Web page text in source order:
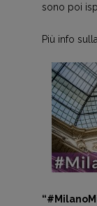
sono poi
Più info